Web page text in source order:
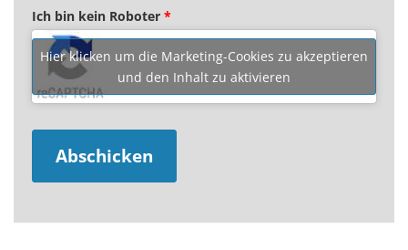
Ich bin kein Roboter *
Hier klicken um die Marketing-Cookies zu akzeptieren
und den Inhalt zu aktivieren